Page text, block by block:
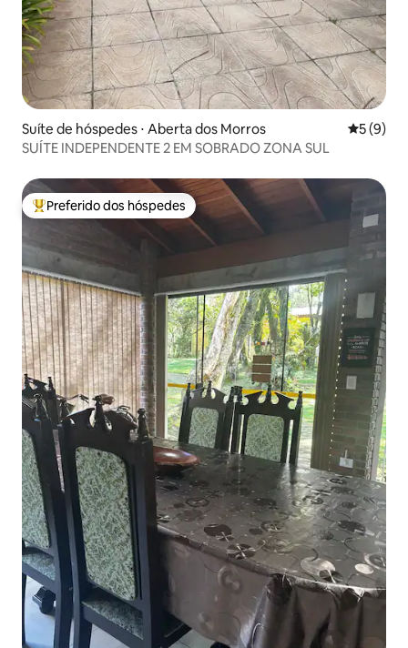
Suíte de hóspedes ⋅ Aberta dos Morros 5 de
5 (9)
SUÍTE INDEPENDENTE 2 EM SOBRADO ZONA SUL
Entre os melhores preferidos dos hóspedes
Preferido dos hóspedes